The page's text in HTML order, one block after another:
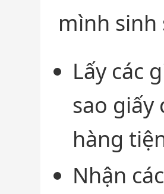
mình sinh
Lấy các
sao
hàng
Nhận